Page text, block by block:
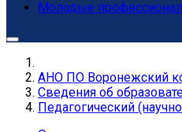
Молодые
АНО ПО Воронежский
Сведения об
Педагогический